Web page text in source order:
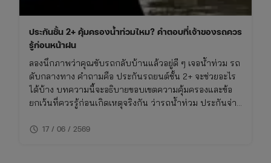
ประกันชั้น 2+ คุ้มครองน้ำท่วมไหม? คำตอบที่เจ้าของรถควร
รู้ก่อนหน้าฝน
ลองนึกภาพว่าคุณขับรถกลับบ้านแล้วอยู่ดี ๆ เจอน้ำท่วม รถ
ดับกลางทาง คำถามคือ ประกันรถยนต์ชั้น 2+ จะช่วยอะไร
ได้บ้าง บทความนี้จะอธิบายขอบเขตความคุ้มครองและข้อ
ยกเว้นที่ควรรู้ก่อนเกิดเหตุจริงกัน ว่ารถน้ําท่วม ประกันจ่าย
ของคุณ
schedule 17 / 06 / 2569